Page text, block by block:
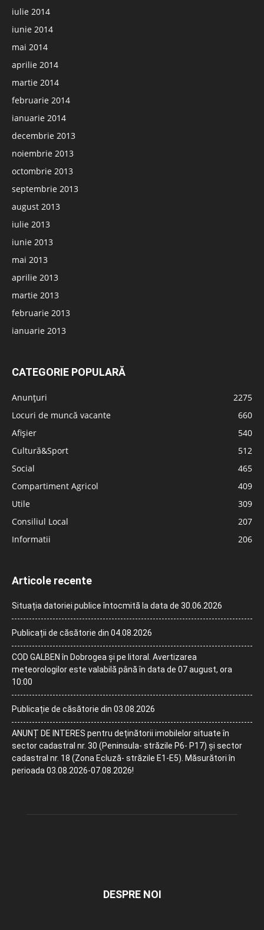
iulie 2014
iunie 2014
mai 2014
aprilie 2014
martie 2014
februarie 2014
ianuarie 2014
decembrie 2013
noiembrie 2013
octombrie 2013
septembrie 2013
august 2013
iulie 2013
iunie 2013
mai 2013
aprilie 2013
martie 2013
februarie 2013
ianuarie 2013
CATEGORIE POPULARĂ
Anunțuri
2275
Locuri de muncă vacante
660
Afișier
540
Cultură&Sport
512
Social
465
Compartiment Agricol
409
Utile
309
Consiliul Local
207
Informatii
206
Articole recente
Situația datoriei publice întocmită la data de 30.06.2026
Publicații de căsătorie din 04.08.2026
COD GALBEN în Dobrogea și pe litoral. Avertizarea
meteorologilor este valabilă până în data de 07 august, ora
10:00
Publicație de căsătorie din 03.08.2026
ANUNȚ DE INTERES pentru deținătorii imobilelor situate în
sector cadastral nr. 30 (Peninsula- străzile P6- P17) și sector
cadastral nr. 18 (Zona Ecluză- străzile E1-E5). Măsurători în
perioada 03.08.2026-07.08.2026!
DESPRE NOI